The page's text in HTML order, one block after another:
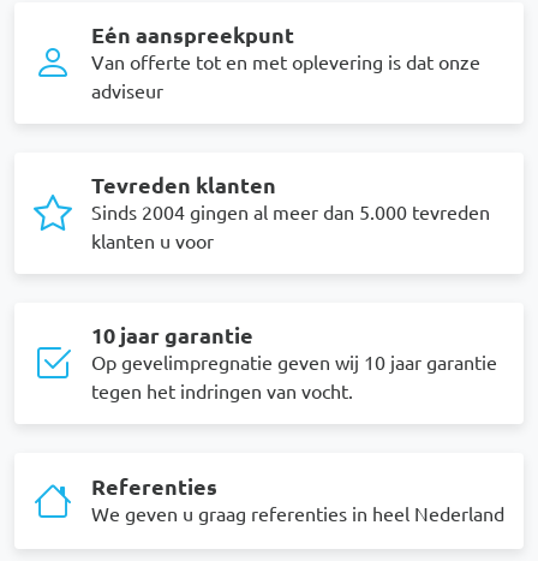
Eén aanspreekpunt
Van offerte tot en met oplevering is dat onze
adviseur
Tevreden klanten
Sinds 2004 gingen al meer dan 5.000 tevreden
klanten u voor
10 jaar garantie
Op gevelimpregnatie geven wij 10 jaar garantie
tegen het indringen van vocht.
Referenties
We geven u graag referenties in heel Nederland